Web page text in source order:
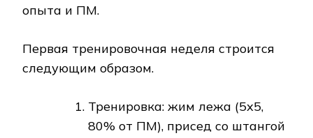
опыта и ПМ.
Первая тренировочная неделя строится
следующим образом.
Тренировка: жим лежа (5х5,
80% от ПМ), присед со штангой